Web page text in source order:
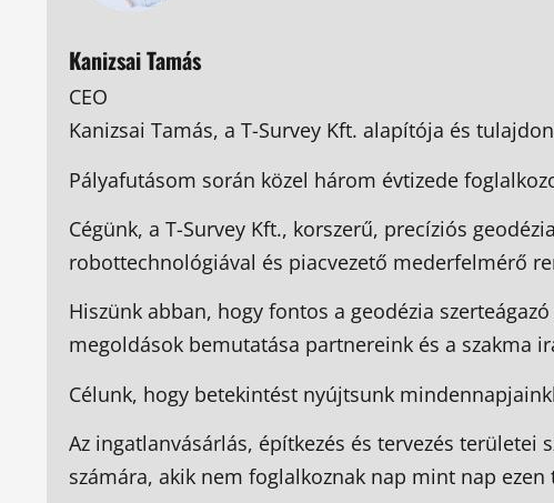
Kanizsai Tamás
CEO
Kanizsai Tamás, a T-Survey Kft. alapítója és
Pályafutásom során közel három évtizede
Cégünk, a T-Survey Kft., korszerű, precíziós
robottechnológiával és piacvezető mederfelmérő
Hiszünk abban, hogy fontos a geodézia
megoldások bemutatása partnereink és a szakma
Célunk, hogy betekintést nyújtsunk
Az ingatlanvásárlás, építkezés és tervezés
számára, akik nem foglalkoznak nap mint nap ezen